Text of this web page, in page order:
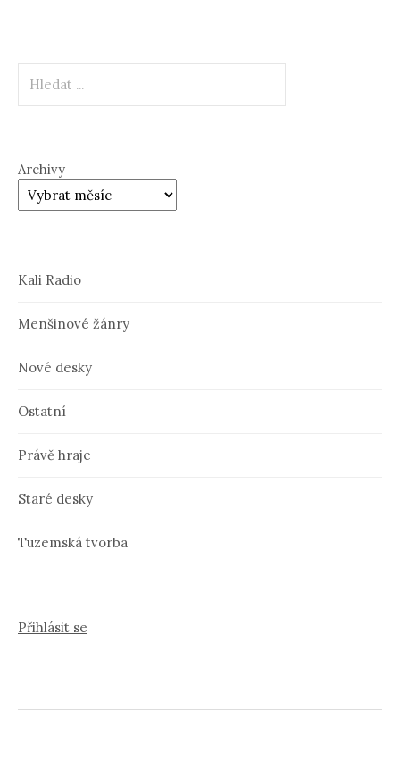
Archivy
Kali Radio
Menšinové žánry
Nové desky
Ostatní
Právě hraje
Staré desky
Tuzemská tvorba
Přihlásit se